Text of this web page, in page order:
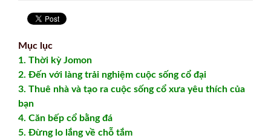
Mục lục
1. Thời kỳ Jomon
2. Đến với làng trải nghiệm cuộc sống cổ đại
3. Thuê nhà và tạo ra cuộc sống cổ xưa yêu thích của
bạn
4. Căn bếp cổ bằng đá
5. Đừng lo lắng về chỗ tắm